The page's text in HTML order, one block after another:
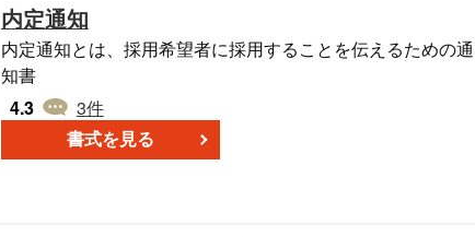
慰謝料の支払いを正式に請求する際。 ■利用・作成時のポイ
ント ＜具体的な名誉毀損の内容を明記＞ どのような情報が虚
偽であり、どのような被害を受けたかを明確に記述する。 ＜
謝罪広告および慰謝料の請求額を提示＞ 謝罪の具体的な方法
と、金銭的な補償の内容を記載し、対応を求める。 ＜法的措
置の可能性を示唆＞ 相手方が対応しない場合に、裁判や弁護
内定通知
内定通知とは、採用希望者に採用することを伝えるための通
知書
4.3
3件
書式を見る